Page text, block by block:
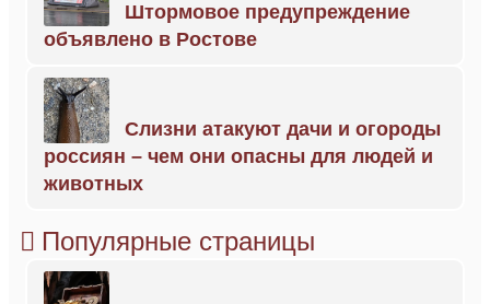
Штормовое предупреждение
объявлено в Ростове
Слизни атакуют дачи и огороды
россиян – чем они опасны для людей и
животных
Популярные страницы